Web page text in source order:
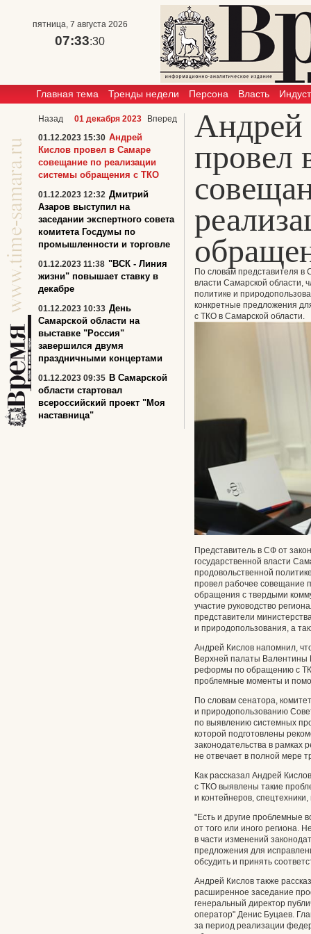
пятница, 7 августа 2026
07:33:31
Главная тема Тренды недели Персона Власть
Андрей
провел
По словам представителя в
власти Самарской области,
политике и
конкретные предложения
с ТКО в Самарской области.
Представитель в СФ от
государственной власти
продовольственной
провел рабочее совещание
обращения с твердыми
участие руководство
представители
и природопользования, а
Андрей Кислов напомнил,
Верхней палаты Валентины
реформы по обращению с
проблемные моменты и
По словам сенатора,
и природопользованию
по выявлению системных
которой подготовлены
законодательства в
не отвечает в полной мере
Как рассказал Андрей
с ТКО выявлены такие
и контейнеров,
"Есть и другие проблемные
от того или иного региона.
в части изменений
предложения для
обсудить и принять
Андрей Кислов также
расширенное заседание
генеральный директор
оператор" Денис Буцаев.
за период реализации
Назад 01 декабря 2023
Вперед
01.12.2023 15:30 Андрей
Кислов провел в Самаре
совещание по реализации
системы обращения с ТКО
01.12.2023 12:32 Дмитрий
Азаров выступил на
заседании экспертного совета
комитета Госдумы по
промышленности и торговле
01.12.2023 11:38 "ВСК - Линия
жизни" повышает ставку в
декабре
01.12.2023 10:33 День
Самарской области на
выставке "Россия"
завершился двумя
праздничными концертами
01.12.2023 09:35 В Самарской
области стартовал
всероссийский проект "Моя
наставница"